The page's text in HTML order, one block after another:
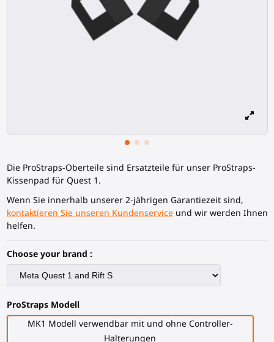
Die ProStraps-Oberteile sind Ersatzteile für unser ProStraps-
Kissenpad für Quest 1.
Wenn Sie innerhalb unserer 2-jährigen Garantiezeit sind,
kontaktieren Sie unseren Kundenserviceund wir werden Ihnen
helfen.
Choose your brand :
ProStraps Modell
MK1 Modell verwendbar mit und ohne Controller-
Halterungen